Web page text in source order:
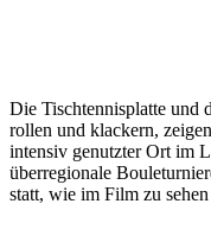
Die Tischtennisplatte und
rollen und klackern,
intensiv genutzter Ort im
überregionale
statt, wie im Film zu